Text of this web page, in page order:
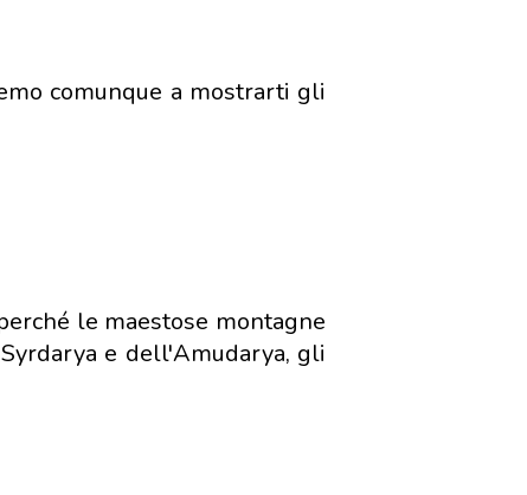
comunque a mostrarti gli
le maestose montagne
e dell'Amudarya, gli